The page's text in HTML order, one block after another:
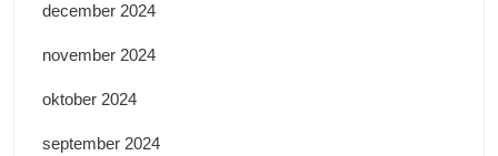
december 2024
november 2024
oktober 2024
september 2024